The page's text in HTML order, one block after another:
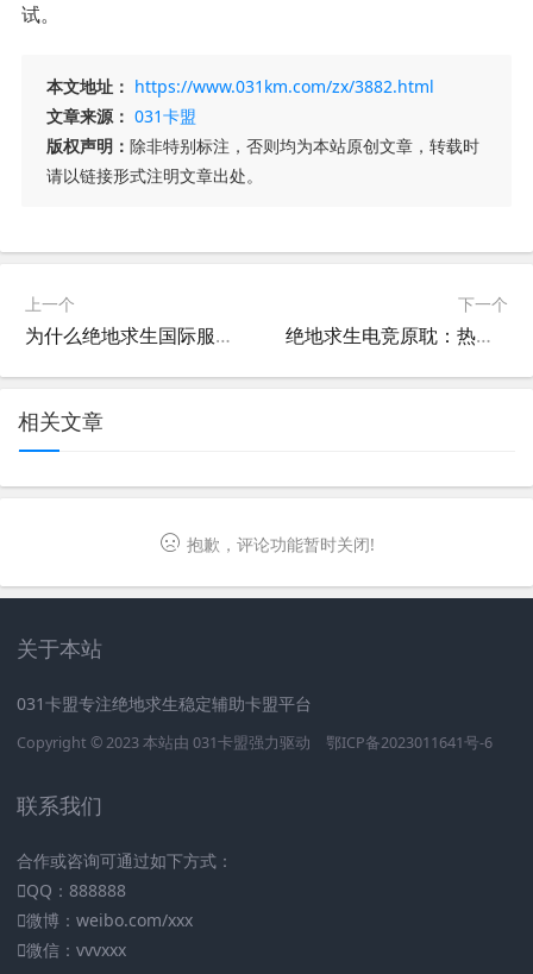
试。
本文地址： https://www.031km.com/zx/3882.html
文章来源： 031卡盟
版权声明： 除非特别标注，否则均为本站原创文章，转载时
请以链接形式注明文章出处。
上一个
为什么绝地求生国际服登不上？-绝地求生国际服无法登录的解决方法
下一个
绝地求生电竞原耽：热血与爱情的双重战场-以绝地求生为背景的电竞原耽小说推荐
相关文章
抱歉，评论功能暂时关闭!
关于本站
031卡盟专注绝地求生稳定辅助卡盟平台
Copyright © 2023 本站由 031卡盟强力驱动 鄂ICP备2023011641号-6
联系我们
合作或咨询可通过如下方式：
QQ：888888
微博：weibo.com/xxx
微信：vvvxxx